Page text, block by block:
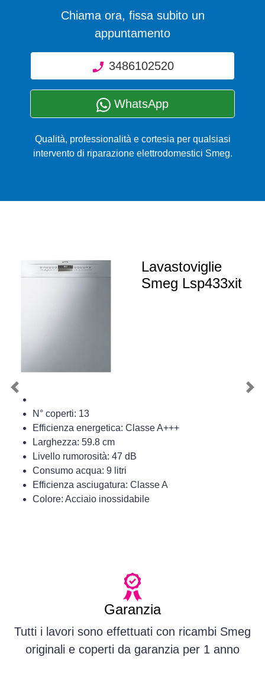
Chiama ora, fissa subito un
appuntamento
3486102520
WhatsApp
Qualità, professionalità e cortesia per qualsiasi
intervento di riparazione elettrodomestici Smeg.
Lavastoviglie
Smeg Lsp433xit
N° coperti: 13
Efficienza energetica: Classe A+++
Larghezza: 59.8 cm
Livello rumorosità: 47 dB
Consumo acqua: 9 litri
Efficienza asciugatura: Classe A
Colore: Acciaio inossidabile
Previous
Garanzia
Tutti i lavori sono effettuati con ricambi Smeg
originali e coperti da garanzia per 1 anno